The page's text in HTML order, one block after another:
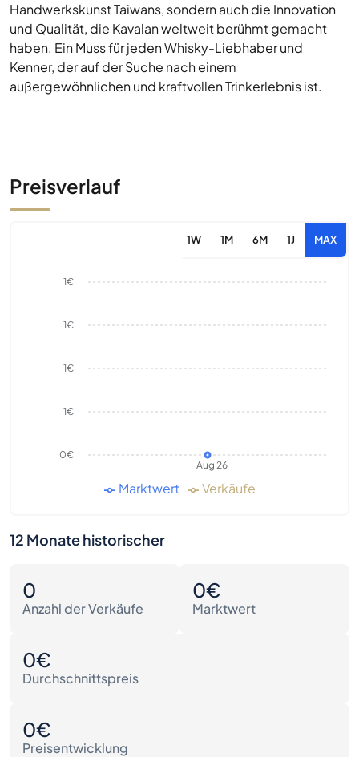
Handwerkskunst Taiwans, sondern auch die Innovation
und Qualität, die Kavalan weltweit berühmt gemacht
haben. Ein Muss für jeden Whisky-Liebhaber und
Kenner, der auf der Suche nach einem
außergewöhnlichen und kraftvollen Trinkerlebnis ist.
Preisverlauf
1W 1M 6M 1J MAX
Aug 26
0€
1€
1€
1€
1€
Marktwert Verkäufe
12 Monate historischer
0
Anzahl der Verkäufe
0€
Marktwert
0€
Durchschnittspreis
0€
Preisentwicklung